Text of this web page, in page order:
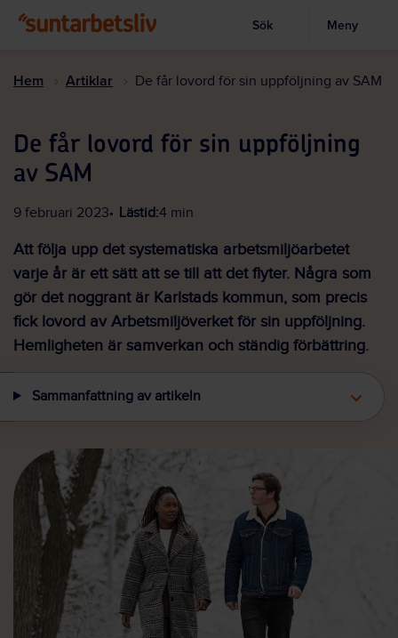
till
Visa sökruta
Sök Meny
Hem Artiklar De får lovord för sin uppföljning av SAM
De får lovord för sin uppföljning
av SAM
9 februari 2023 Lästid:4 min
Att följa upp det systematiska arbetsmiljöarbetet
varje år är ett sätt att se till att det flyter. Några som
gör det noggrant är Karlstads kommun, som precis
fick lovord av Arbetsmiljöverket för sin uppföljning.
Hemligheten är samverkan och ständig förbättring.
Sammanfattning av artikeln